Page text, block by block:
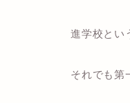
進学校とい
それでも第